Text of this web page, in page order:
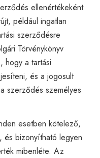
ellenértékeként
például ingatlan
szerződésre
Törvénykönyv
hogy a tartási
és a jogosult
szerződés személyes
esetben kötelező,
és bizonyítható legyen
mibenléte. Az